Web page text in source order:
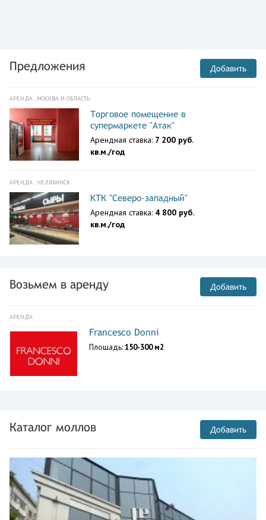
Предложения Добавить
АРЕНДА , МОСКВА И ОБЛАСТЬ
Торговое помещение в
супермаркете "Атак"
Арендная ставка: 7 200 руб.
кв.м./год
АРЕНДА , ЧЕЛЯБИНСК
КТК "Северо-западный"
Арендная ставка: 4 800 руб.
кв.м./год
Возьмем в аренду Добавить
АРЕНДА
Francesco Donni
Площадь:150-300 м2
Каталог моллов Добавить